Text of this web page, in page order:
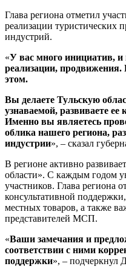
Глава региона отметил
реализации туристических
индустрий.
«У вас много инициатив, и
реализации,
этом.
Вы делаете Тульскую
узнаваемой, развиваете ее
Именно вы являетесь
облика нашего региона,
индустрии», – сказал
В регионе активно
области». С каждым годом
участников. Глава региона
консультативной
местных товаров, а также
представителей МСП.
«Ваши замечания и
соответствии с ними
поддержки», – подчеркнул